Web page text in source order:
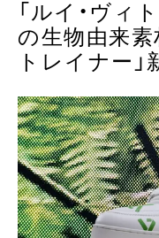
「ルイ・ヴィ
の生物由来素
トレイナー